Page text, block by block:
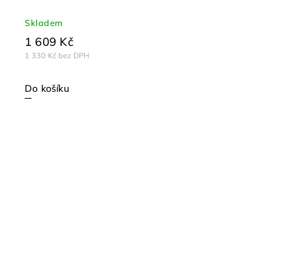
Skladem
1 330 Kč bez DPH
1 609 Kč
Do košíku